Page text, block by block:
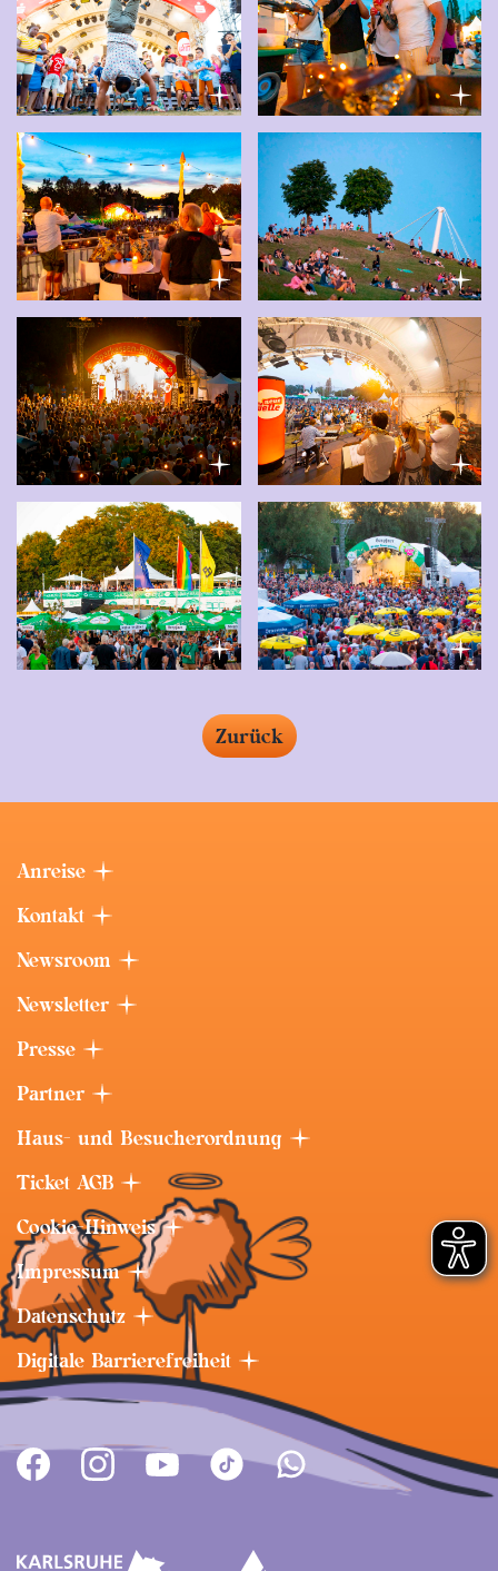
Zurück
Anreise
Kontakt
Newsroom
Newsletter
Presse
Partner
Haus- und Besucherordnung
Ticket AGB
Cookie-Hinweis
Impressum
Datenschutz
Digitale Barrierefreiheit